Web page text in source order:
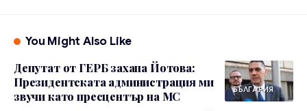
You Might Also Like
БЪЛГАРИЯ
Депутат от ГЕРБ захапа Йотова:
Президентската администрация ми
звучи като пресцентър на МС